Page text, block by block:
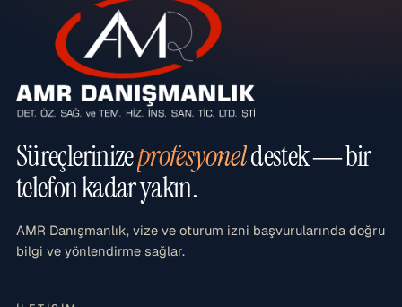
Süreçlerinizeprofesyoneldestek — bir
telefon kadar yakın.
AMR Danışmanlık, vize ve oturum izni başvurularında doğru
bilgi ve yönlendirme sağlar.